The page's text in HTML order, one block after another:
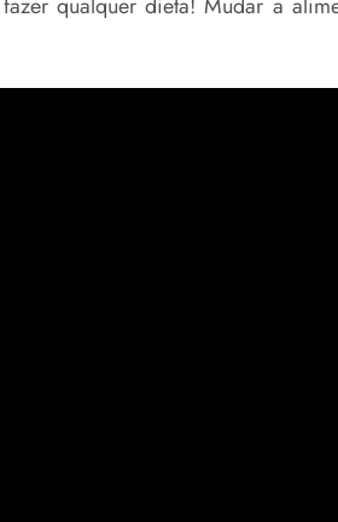
qualquer dieta! Mudar a